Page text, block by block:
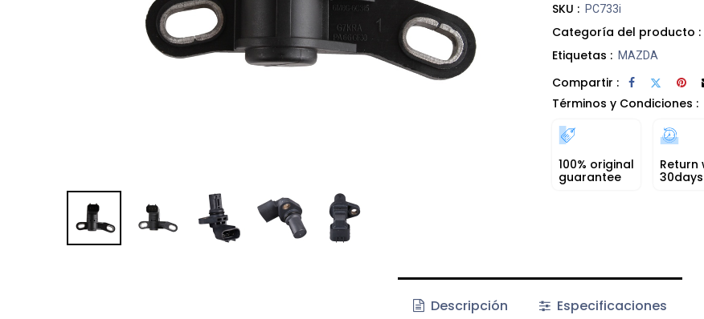
SKU : PC733i
Categoría del producto :
Etiquetas : MAZDA
Compartir :
Términos y Condiciones :
100% original
guarantee
Return
30days
Descripción Especificaciones